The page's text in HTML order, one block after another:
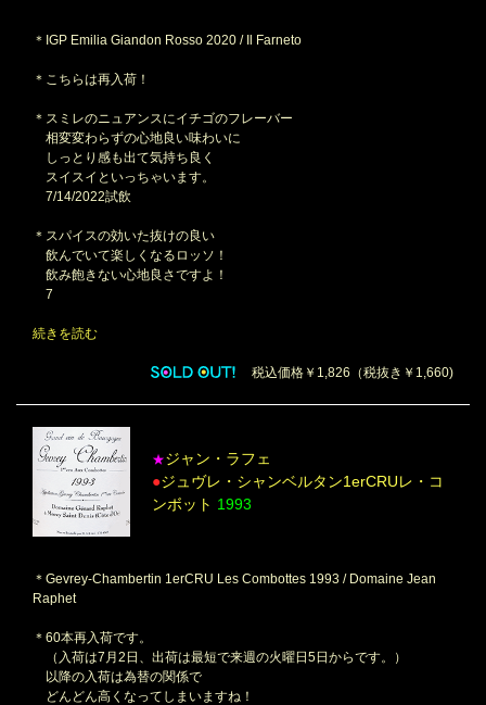
＊IGP Emilia Giandon Rosso 2020 / Il Farneto
＊こちらは再入荷！
＊スミレのニュアンスにイチゴのフレーバー
相変変わらずの心地良い味わいに
しっとり感も出て気持ち良く
スイスイといっちゃいます。
7/14/2022試飲
＊スパイスの効いた抜けの良い
飲んでいて楽しくなるロッソ！
飲み飽きない心地良さですよ！
7
続きを読む
税込価格￥1,826（税抜き￥1,660)
★ジャン・ラフェ
●ジュヴレ・シャンベルタン1erCRUレ・コ
ンボット 1993
＊Gevrey-Chambertin 1erCRU Les Combottes 1993 / Domaine Jean
Raphet
＊60本再入荷です。
（入荷は7月2日、出荷は最短で来週の火曜日5日からです。）
以降の入荷は為替の関係で
どんどん高くなってしまいますね！